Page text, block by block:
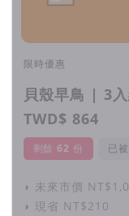
「picupi挑品」與
使環保標章（DER
者。所生產的消費
100%消費後塑料認
跡認證等等。
「消費後」係指塑
統，再由生產商分
100%消費後再生塑
利用100%消費後再
限時優惠
貝殼早鳥 | 3
TWD$ 864
剩餘62 份 已
◗ 未來市價
◗ 現省 NT$210